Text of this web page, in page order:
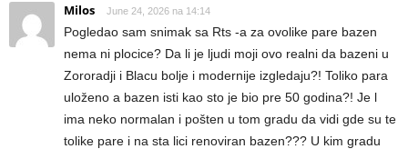
Milos June 24, 2026 na 14:14
Pogledao sam snimak sa Rts -a za ovolike pare bazen
nema ni plocice? Da li je ljudi moji ovo realni da bazeni u
Zororadji i Blacu bolje i modernije izgledaju?! Toliko para
uloženo a bazen isti kao sto je bio pre 50 godina?! Je l
ima neko normalan i pošten u tom gradu da vidi gde su te
tolike pare i na sta lici renoviran bazen??? U kim gradu